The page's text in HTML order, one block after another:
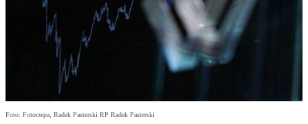
Foto: Fotorzepa, Radek Pasterski RP Radek Pasterski